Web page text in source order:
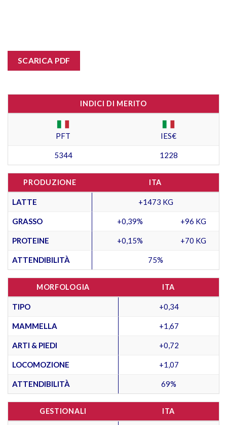
SCARICA PDF
INDICI DI MERITO
PFT IES€
5344 1228
PRODUZIONE ITA
LATTE +1473 KG
GRASSO +0,39% +96 KG
PROTEINE +0,15% +70 KG
ATTENDIBILITÀ 75%
MORFOLOGIA ITA
TIPO +0,34
MAMMELLA +1,67
ARTI & PIEDI +0,72
LOCOMOZIONE +1,07
ATTENDIBILITÀ 69%
GESTIONALI ITA